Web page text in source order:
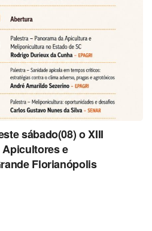
sábado(08) o XIII
e
Florianópolis